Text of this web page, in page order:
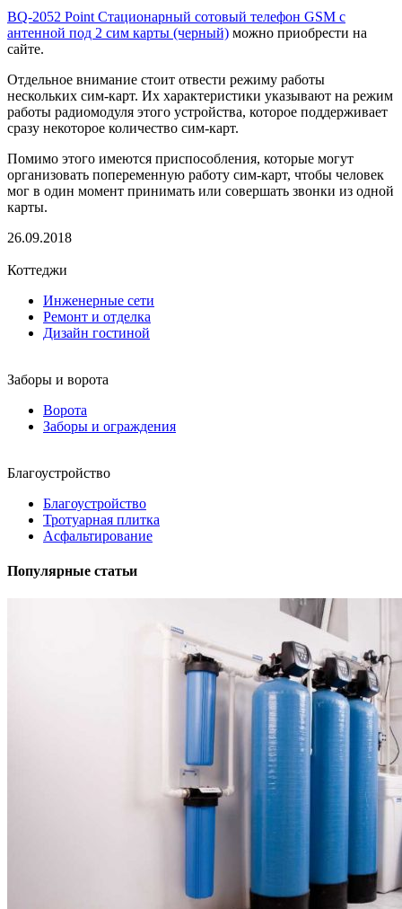
BQ-2052 Point Стационарный сотовый телефон GSM с
антенной под 2 сим карты (черный) можно приобрести на
сайте.
Отдельное внимание стоит отвести режиму работы
нескольких сим-карт. Их характеристики указывают на режим
работы радиомодуля этого устройства, которое поддерживает
сразу некоторое количество сим-карт.
Помимо этого имеются приспособления, которые могут
организовать попеременную работу сим-карт, чтобы человек
мог в один момент принимать или совершать звонки из одной
карты.
26.09.2018
Коттеджи
Инженерные сети
Ремонт и отделка
Дизайн гостиной
Заборы и ворота
Ворота
Заборы и ограждения
Благоустройство
Благоустройство
Тротуарная плитка
Асфальтирование
Популярные статьи